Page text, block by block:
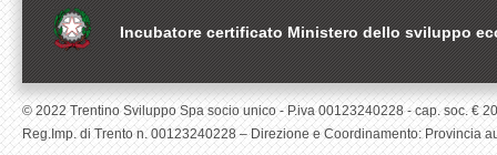
Incubatore certificato Ministero dello sviluppo
© 2022 Trentino Sviluppo Spa socio unico - P.iva 00123240228 - cap. soc. €
Reg.Imp. di Trento n. 00123240228 – Direzione e Coordinamento: Provincia